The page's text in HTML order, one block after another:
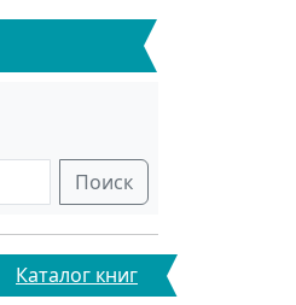
Поиск
Каталог книг